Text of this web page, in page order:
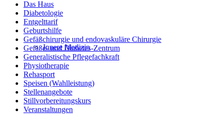
Innere Medizin
Das Haus
Diabetologie
Entgelttarif
Geburtshilfe
Gefäßchirurgie und endovaskuläre Chirurgie
Gefäße- und Diabetes-Zentrum
Generalistische Pflegefachkraft
Physiotherapie
Rehasport
Speisen (Wahlleistung)
Stellenangebote
Stillvorbereitungskurs
Veranstaltungen